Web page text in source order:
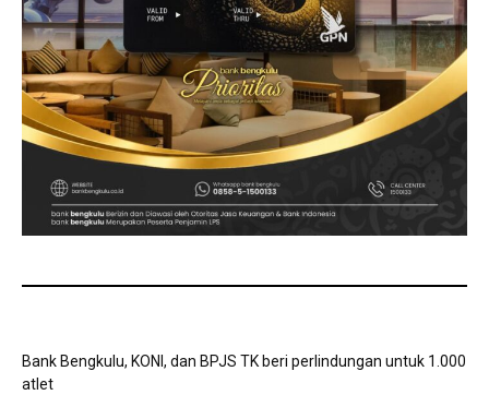
Bank Bengkulu, KONI, dan BPJS TK beri perlindungan untuk 1.000
atlet